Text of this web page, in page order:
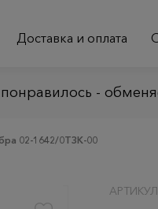
Доставка и оплата
-
02-1642/0ТЗК-00